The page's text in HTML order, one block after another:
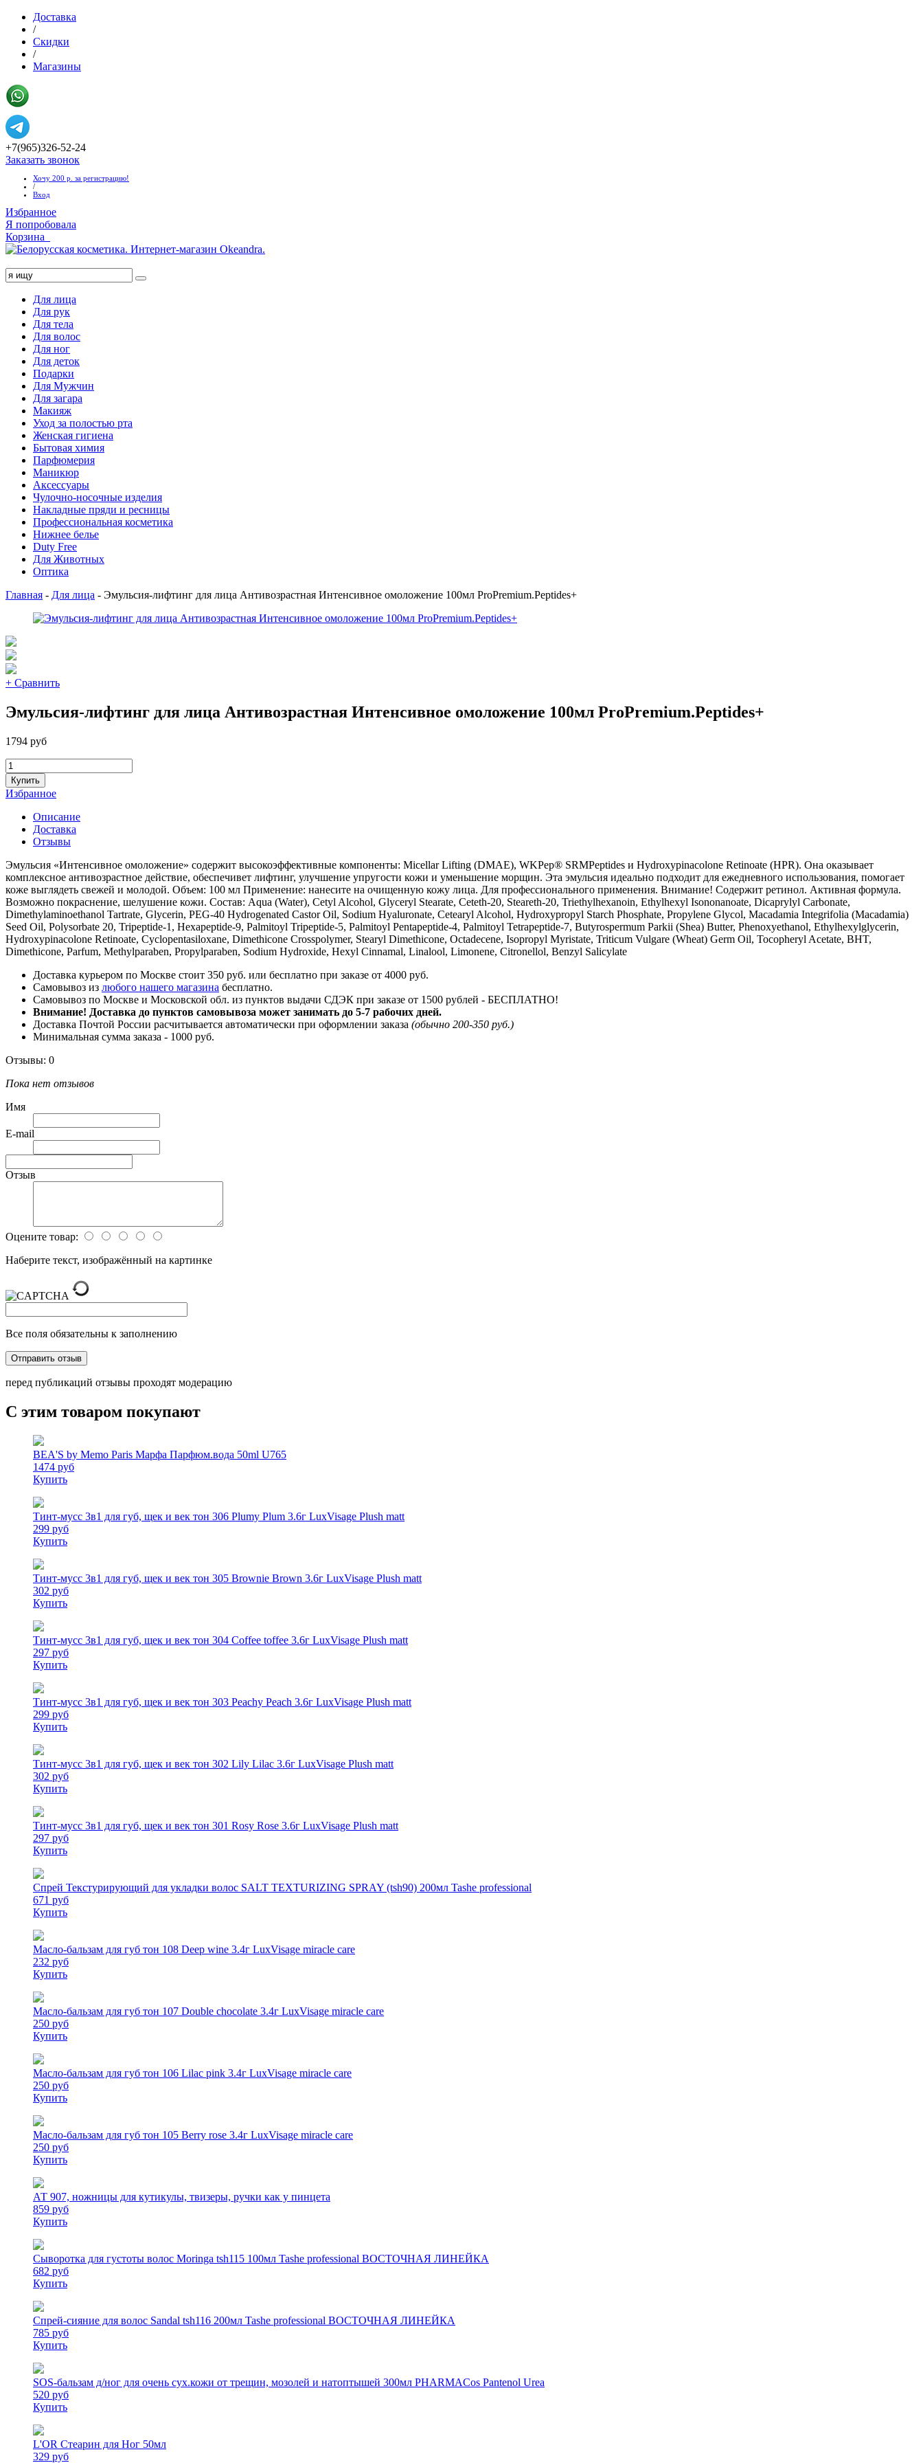
Доставка
/
Скидки
/
Магазины
+7(965)326-52-24
Заказать звонок
Хочу 200 р. за регистрацию!
/
Вход
Избранное
Я попробовала
Корзина
Для лица
Для рук
Для тела
Для волос
Для ног
Для деток
Подарки
Для Мужчин
Для загара
Макияж
Уход за полостью рта
Женская гигиена
Бытовая химия
Парфюмерия
Маникюр
Аксессуары
Чулочно-носочные изделия
Накладные пряди и ресницы
Профессиональная косметика
Нижнее белье
Duty Free
Для Животных
Оптика
Главная - Для лица - Эмульсия-лифтинг для лица Антивозрастная Интенсивное омоложение 100мл ProPremium.Peptides+
+ Сравнить
Эмульсия-лифтинг для лица Антивозрастная Интенсивное омоложение 100мл ProPremium.Peptides+
1794 руб
Купить
Избранное
Описание
Доставка
Отзывы
Эмульсия «Интенсивное омоложение» содержит высокоэффективные компоненты: Micellar Lifting (DMAE), WKPep® SRMPeptides и Hydroxypinacolone Retinoate (HPR). Она оказывает
комплексное антивозрастное действие, обеспечивет лифтинг, улучшение упругости кожи и уменьшение морщин. Эта эмульсия идеально подходит для ежедневного использования, помогает
коже выглядеть свежей и молодой. Объем: 100 мл Применение: нанесите на очищенную кожу лица. Для профессионального применения. Внимание! Содержит ретинол. Активная формула.
Возможно покраснение, шелушение кожи. Состав: Aqua (Water), Cetyl Alcohol, Glyceryl Stearate, Ceteth-20, Steareth-20, Triethylhexanoin, Ethylhexyl Isononanoate, Dicaprylyl Carbonate,
Dimethylaminoethanol Tartrate, Glycerin, PEG-40 Hydrogenated Castor Oil, Sodium Hyaluronate, Cetearyl Alcohol, Hydroxypropyl Starch Phosphate, Propylene Glycol, Macadamia Integrifolia (Macadamia)
Seed Oil, Polysorbate 20, Tripeptide-1, Hexapeptide-9, Palmitoyl Tripeptide-5, Palmitoyl Pentapeptide-4, Palmitoyl Tetrapeptide-7, Butyrospermum Parkii (Shea) Butter, Phenoxyethanol, Ethylhexylglycerin,
Hydroxypinacolone Retinoate, Cyclopentasiloxane, Dimethicone Crosspolymer, Stearyl Dimethicone, Octadecene, Isopropyl Myristate, Triticum Vulgare (Wheat) Germ Oil, Tocopheryl Acetate, BHT,
Dimethicone, Parfum, Methylparaben, Propylparaben, Sodium Hydroxide, Hexyl Cinnamal, Linalool, Limonene, Citronellol, Benzyl Salicylate
Доставка курьером по Москве стоит 350 руб. или бесплатно при заказе от 4000 руб.
Самовывоз из любого нашего магазина бесплатно.
Самовывоз по Москве и Московской обл. из пунктов выдачи СДЭК при заказе от 1500 рублей - БЕСПЛАТНО!
Внимание! Доставка до пунктов самовывоза может занимать до 5-7 рабочих дней.
Доставка Почтой России расчитывается автоматически при оформлении заказа (обычно 200-350 руб.)
Минимальная сумма заказа - 1000 руб.
Отзывы: 0
Пока нет отзывов
Имя
E-mail
Отзыв
Оцените товар:
Наберите текст, изображённый на картинке
Все поля обязательны к заполнению
перед публикаций отзывы проходят модерацию
С этим товаром покупают
BEA'S by Memo Paris Марфа Парфюм.вода 50ml U765
1474 руб
Купить
Тинт-мусс 3в1 для губ, щек и век тон 306 Plumy Plum 3.6г LuxVisage Plush matt
299 руб
Купить
Тинт-мусс 3в1 для губ, щек и век тон 305 Brownie Brown 3.6г LuxVisage Plush matt
302 руб
Купить
Тинт-мусс 3в1 для губ, щек и век тон 304 Coffee toffee 3.6г LuxVisage Plush matt
297 руб
Купить
Тинт-мусс 3в1 для губ, щек и век тон 303 Peachy Peach 3.6г LuxVisage Plush matt
299 руб
Купить
Тинт-мусс 3в1 для губ, щек и век тон 302 Lily Lilac 3.6г LuxVisage Plush matt
302 руб
Купить
Тинт-мусс 3в1 для губ, щек и век тон 301 Rosy Rose 3.6г LuxVisage Plush matt
297 руб
Купить
Спрей Текстурирующий для укладки волос SALT TEXTURIZING SPRAY (tsh90) 200мл Tashe professional
671 руб
Купить
Масло-бальзам для губ тон 108 Deep wine 3.4г LuxVisage miracle care
232 руб
Купить
Масло-бальзам для губ тон 107 Double chocolate 3.4г LuxVisage miracle care
250 руб
Купить
Масло-бальзам для губ тон 106 Lilac pink 3.4г LuxVisage miracle care
250 руб
Купить
Масло-бальзам для губ тон 105 Berry rose 3.4г LuxVisage miracle care
250 руб
Купить
АТ 907, ножницы для кутикулы, твизеры, ручки как у пинцета
859 руб
Купить
Сыворотка для густоты волос Moringa tsh115 100мл Tashe professional ВОСТОЧНАЯ ЛИНЕЙКА
682 руб
Купить
Спрей-сияние для волос Sandal tsh116 200мл Tashe professional ВОСТОЧНАЯ ЛИНЕЙКА
785 руб
Купить
SOS-бальзам д/ног для очень сух.кожи от трещин, мозолей и натоптышей 300мл PHARMACos Pantenol Urea
520 руб
Купить
L'OR Стеарин для Ног 50мл
329 руб